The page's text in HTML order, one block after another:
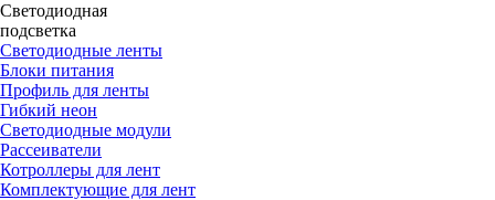
Светодиодная
подсветка
Светодиодные ленты
Блоки питания
Профиль для ленты
Гибкий неон
Светодиодные модули
Рассеиватели
Котроллеры для лент
Комплектующие для лент